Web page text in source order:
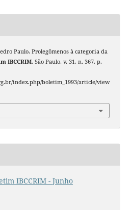
Paulo. Prolegômenos à categoria da
IBCCRIM, São Paulo, v. 31, n. 367, p.
index.php/boletim_1993/article/view
IBCCRIM - Junho